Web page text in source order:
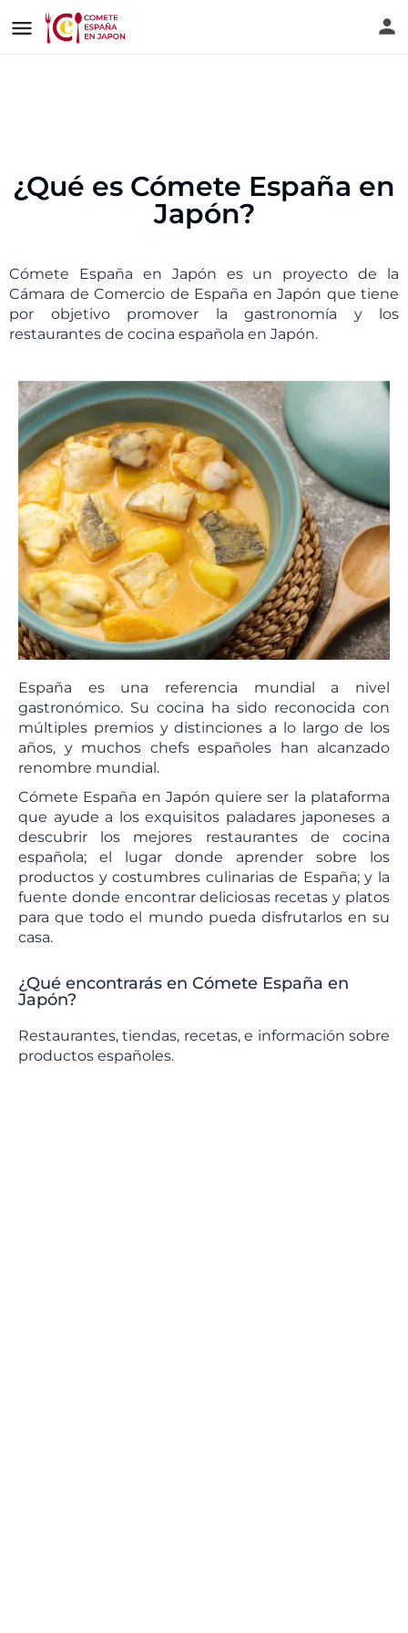
¿Qué es Cómete España en
Japón?
Cómete España en Japón es un proyecto de la
Cámara de Comercio de España en Japón que tiene
por objetivo promover la gastronomía y los
restaurantes de cocina española en Japón.
España es una referencia mundial a nivel
gastronómico. Su cocina ha sido reconocida con
múltiples premios y distinciones a lo largo de los
años, y muchos chefs españoles han alcanzado
renombre mundial.
Cómete España en Japón quiere ser la plataforma
que ayude a los exquisitos paladares japoneses a
descubrir los mejores restaurantes de cocina
española; el lugar donde aprender sobre los
productos y costumbres culinarias de España; y la
fuente donde encontrar deliciosas recetas y platos
para que todo el mundo pueda disfrutarlos en su
casa.
¿Qué encontrarás en Cómete España en
Japón?
Restaurantes, tiendas, recetas, e información sobre
productos españoles.